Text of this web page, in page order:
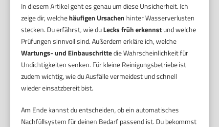
In diesem Artikel geht es genau um diese Unsicherheit. Ich
zeige dir, welchehäufigen Ursachen hinter Wasserverlusten
stecken. Du erfährst, wie duLecks früh erkennstund welche
Prüfungen sinnvoll sind. Außerdem erkläre ich, welche
Wartungs- und Einbauschrittedie Wahrscheinlichkeit für
Undichtigkeiten senken. Für kleine Reinigungsbetriebe ist
zudem wichtig, wie du Ausfälle vermeidest und schnell
wieder einsatzbereit bist.
Am Ende kannst du entscheiden, ob ein automatisches
Nachfüllsystem für deinen Bedarf passend ist. Du bekommst